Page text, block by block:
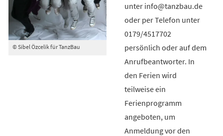
© Sibel Özcelik für TanzBau
unter info@tanzbau.de
oder per Telefon unter
0179/4517702
persönlich oder auf dem
Anrufbeantworter. In
den Ferien wird
teilweise ein
Ferienprogramm
angeboten, um
Anmeldung vor den